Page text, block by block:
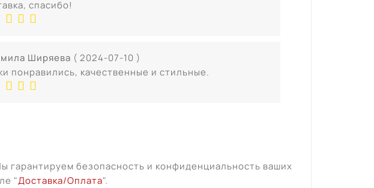
спасибо!
Ширяева ( 2024-07-10 )
понравились, качественные и стильные.
безопасность и конфиденциальность ваших
"Доставка/Оплата".